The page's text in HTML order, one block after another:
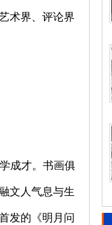
术界、评论界
成才。书画俱
文人气息与生
发的《明月问